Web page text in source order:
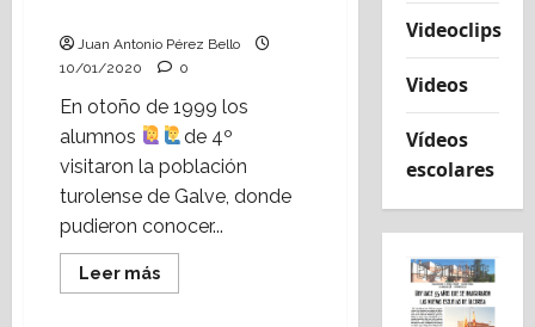
Juan Antonio Pérez Bello
10/01/2020
0
En otoño de 1999 los
alumnos
de 4º
visitaron la población
turolense de Galve, donde
pudieron conocer...
Leer másLeer
más
Videoclips
Videos
Vídeos
escolares